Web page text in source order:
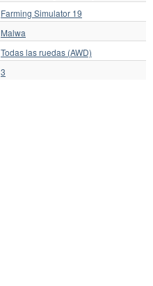
Farming Simulator 19
Malwa
Todas las ruedas (AWD)
3